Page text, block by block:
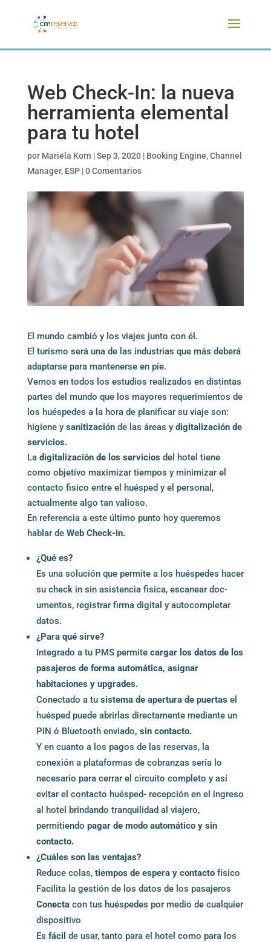
Web Check-In: la nueva
herramienta elemental
para tu hotel
por Mariela Korn |Sep 3, 2020| Booking Engine,Channel
Manager, ESP|0 Comentarios
El mundo cambió y los viajes junto con él.
El turismo será una de las industrias que más deberá
adaptarse para mantenerse en pie.
Vemos en todos los estudios realizados en distintas
partes del mundo que los mayores requerimientos de
los huéspedes a la hora de planificar su viaje son:
higiene y sanitización de las áreas y digitalización de
servicios.
La digitalización de los serviciosdel hotel tiene
como objetivo maximizar tiempos y minimizar el
contacto fisico entre el huésped y el personal,
actualmente algo tan valioso.
En referencia a este último punto hoy queremos
hablar de Web Check-in.
¿Qué es?
Es una solución que permite a los huéspedes hacer
su check in sin asistencia fisica, escanear doc­
umentos, registrar firma digital y autoc­ompletar
datos.
¿Para qué sirve?
Integrado a tu PMS permite cargar los datos de los
pasajeros de forma automática, asignar
habitaciones y upgrades.
Conectado a tu sistema de apertura de puertasel
huésped puede abrirlas directamente mediante un
PIN ó Bluetooth enviado, sin contacto.
Y en cuanto a los pagos de las reservas, la
conexión a plataformas de cobranzas sería lo
necesario para cerrar el circuito completo y así
evitar el contacto huésped- recepción en el ingreso
al hotel brindando tranquilidad al viajero,
permitiendo pagar de modo automático y sin
contacto.
¿Cuáles son las ventajas?
Reduce colas, tiem­pos de espera y contactofísico
Facilita la gestión de los datos de los pasaj­eros
Conecta con tus hué­spedes por medio de cualquier
dispositivo
Es fácil de usar, tanto para el hotel como para los